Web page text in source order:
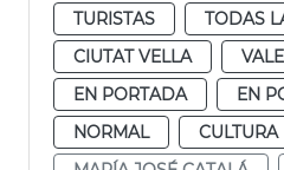
TURISTAS
TODAS
CIUTAT VELLA
EN PORTADA
EN
NORMAL
CULTURA